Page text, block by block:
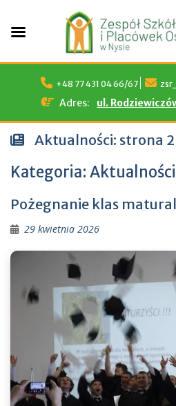
Skip
+48 77 431 04 66/67
Adres: ul.
Aktualności: strona 2
Kategoria: Aktualności
Pożegnanie klas
29 kwietnia 2026